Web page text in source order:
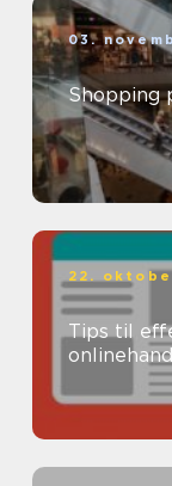
03.
Shopping
22.
Tips til